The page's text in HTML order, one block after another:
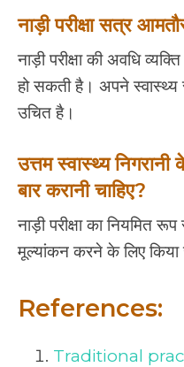
नाड़ी परीक्षा सत्र
नाड़ी परीक्षा की अवधि
हो सकती है। अपने स्वास्थ्य
उचित है।
उत्तम स्वास्थ्य निगरानी
बार करानी चाहिए?
नाड़ी परीक्षा का नियमित
मूल्यांकन करने के लिए किया
References:
Traditional